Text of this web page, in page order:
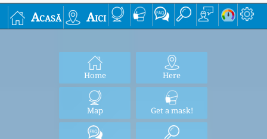
Acasă Aici
Home Here
Map Get a mask!